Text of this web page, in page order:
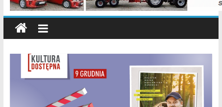
informacje,
sport,
Konin,
Koło,
Słupca,
Wielkopolska,
Polska